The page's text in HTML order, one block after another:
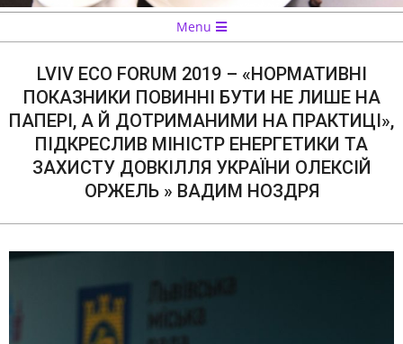
Menu
Menu
LVIV ECO FORUM 2019 – «НОРМАТИВНІ
ПОКАЗНИКИ ПОВИННІ БУТИ НЕ ЛИШЕ НА
ПАПЕРІ, А Й ДОТРИМАНИМИ НА ПРАКТИЦІ»,
ПІДКРЕСЛИВ МІНІСТР ЕНЕРГЕТИКИ ТА
ЗАХИСТУ ДОВКІЛЛЯ УКРАЇНИ ОЛЕКСІЙ
ОРЖЕЛЬ » ВАДИМ НОЗДРЯ